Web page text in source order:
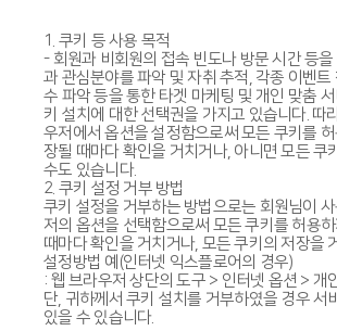
1. 쿠키 등 사용 목적
- 회원과 비회원의 접속 빈도나 방문 시간 등
과 관심분야를 파악 및 자취 추적, 각종 이벤트
수 파악 등을 통한 타겟 마케팅 및 개인 맞춤
키 설치에 대한 선택권을 가지고 있습니다. 따
우저에서 옵션을 설정함으로써 모든 쿠키를
장될 때마다 확인을 거치거나, 아니면 모든 쿠
수도 있습니다.
2. 쿠키 설정 거부 방법
쿠키 설정을 거부하는 방법으로는 회원님이
저의 옵션을 선택함으로써 모든 쿠키를 허용
때마다 확인을 거치거나, 모든 쿠키의 저장을
설정방법 예(인터넷 익스플로어의 경우)
: 웹 브라우저 상단의 도구 > 인터넷 옵션 > 개
단, 귀하께서 쿠키 설치를 거부하였을 경우 서
있을 수 있습니다.